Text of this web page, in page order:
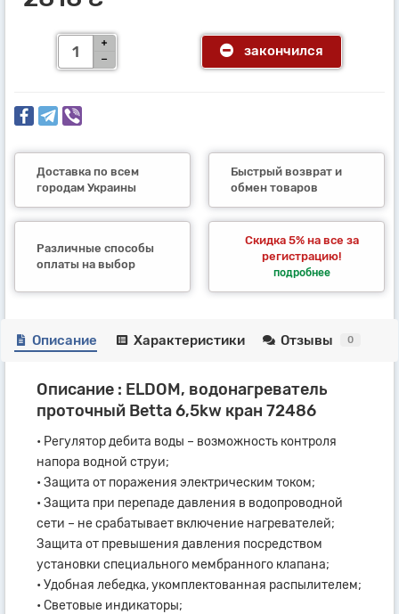
закончился
Доставка по всем
городам Украины
Быстрый возврат и
обмен товаров
Различные способы
оплаты на выбор
Скидка 5% на все за
регистрацию!
подробнее
Описание Характеристики Отзывы 0
Описание : ELDOM, водонагреватель
проточный Betta 6,5kw кран 72486
• Регулятор дебита воды – возможность контроля
напора водной струи;
• Защита от поражения электрическим током;
• Защита при перепаде давления в водопроводной
сети – не срабатывает включение нагревателей;
Защита от превышения давления посредством
установки специального мембранного клапана;
• Удобная лебедка, укомплектованная распылителем;
• Световые индикаторы;